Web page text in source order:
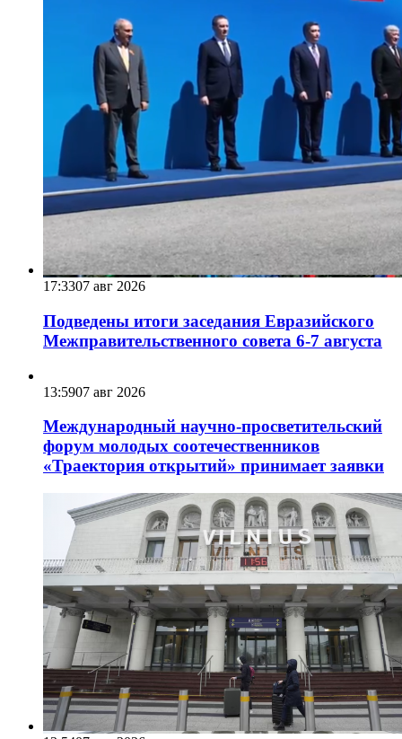
17:3307 авг 2026
Подведены итоги заседания Евразийского
Межправительственного совета 6-7 августа
13:5907 авг 2026
Международный научно-просветительский
форум молодых соотечественников
«Траектория открытий» принимает заявки